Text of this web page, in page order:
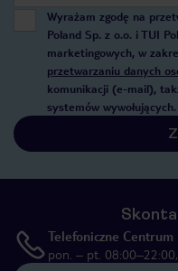
Wyrażam zgodę na
Poland Sp. z o.o. i TUI
marketingowych, w
przetwarzaniu danych
komunikacji (e-mail),
systemów wywołujących.
Telefoniczne Centrum
pon. – pt.